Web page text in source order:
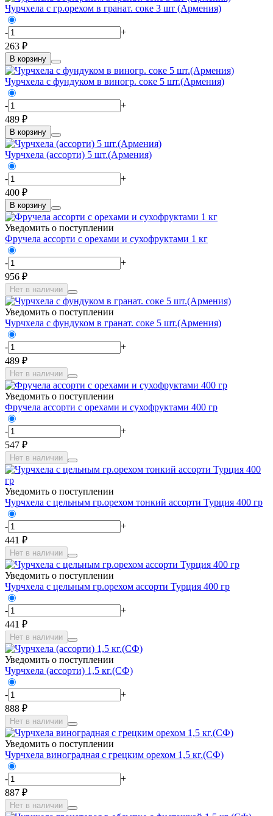
Чурчхела с гр.орехом в гранат. соке 3 шт (Армения)
-
+
263 ₽
В корзину
Чурчхела с фундуком в виногр. соке 5 шт.(Армения)
-
+
489 ₽
В корзину
Чурчхела (ассорти) 5 шт.(Армения)
-
+
400 ₽
В корзину
Уведомить о поступлении
Фручела ассорти с орехами и сухофруктами 1 кг
-
+
956 ₽
Нет в наличии
Уведомить о поступлении
Чурчхела с фундуком в гранат. соке 5 шт.(Армения)
-
+
489 ₽
Нет в наличии
Уведомить о поступлении
Фручела ассорти с орехами и сухофруктами 400 гр
-
+
547 ₽
Нет в наличии
Уведомить о поступлении
Чурчхела с цельным гр.орехом тонкий ассорти Турция 400 гр
-
+
441 ₽
Нет в наличии
Уведомить о поступлении
Чурчхела с цельным гр.орехом ассорти Турция 400 гр
-
+
441 ₽
Нет в наличии
Уведомить о поступлении
Чурчхела (ассорти) 1,5 кг.(СФ)
-
+
888 ₽
Нет в наличии
Уведомить о поступлении
Чурчхела виноградная с грецким орехом 1,5 кг.(СФ)
-
+
887 ₽
Нет в наличии